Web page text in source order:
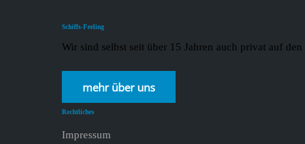
Schiffs-Feeling
Wir sind selbst seit über 15 Jahren auch privat auf
mehr über uns
Rechtliches
Impressum